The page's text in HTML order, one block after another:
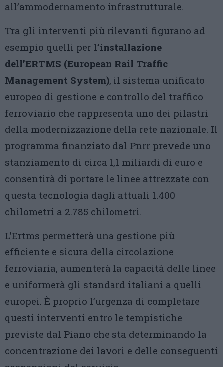
all’ammodernamento infrastrutturale.
Tra gli interventi più rilevanti figurano ad
esempio quelli per l’installazione
dell’ERTMS (European Rail Traffic
Management System), il sistema unificato
europeo di gestione e controllo del traffico
ferroviario che rappresenta uno dei pilastri
della modernizzazione della rete nazionale. Il
programma finanziato dal Pnrr prevede uno
stanziamento di circa 1,1 miliardi di euro e
consentirà di portare le linee attrezzate con
questa tecnologia dagli attuali 1.400
chilometri a 2.785 chilometri.
L’Ertms permetterà una gestione più
efficiente e sicura della circolazione
ferroviaria, aumenterà la capacità delle linee
e uniformerà gli standard italiani a quelli
europei. È proprio l’urgenza di completare
questi interventi entro le tempistiche
previste dal Piano che sta determinando la
concentrazione dei lavori e delle conseguenti